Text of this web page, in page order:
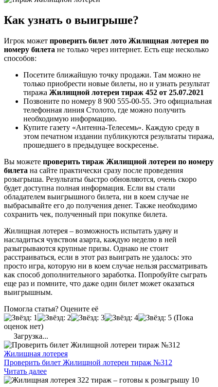
Как узнать о выигрыше?
Игрок может проверить билет лото Жилищная лотерея по
номеру билета не только через интернет. Есть еще несколько
способов:
Посетите ближайшую точку продажи. Там можно не
только приобрести новые билеты, но и узнать результат
тиража Жилищной лотереи тираж 452 от 25.07.2021
Позвоните по номеру 8 900 555-00-55. Это официальная
телефонная линия Столото, где можно получить
необходимую информацию.
Купите газету «Антенна-Телесемь». Каждую среду в
этом печатном издании публикуются результаты тиража,
прошедшего в предыдущее воскресенье.
Вы можете проверить тираж Жилищной лотереи по номеру
билета на сайте практически сразу после проведения
розыгрыша. Результаты быстро обновляются, очень скоро
будет доступна полная информация. Если вы стали
обладателем выигрышного билета, ни в коем случае не
выбрасывайте его до получения денег. Также необходимо
сохранить чек, полученный при покупке билета.
Жилищная лотерея – возможность испытать удачу и
насладиться чувством азарта, каждую неделю в ней
разыгрываются крупные призы. Однако не стоит
расстраиваться, если в этот раз выиграть не удалось: это
просто игра, которую ни в коем случае нельзя рассматривать
как способ дополнительного заработка. Попробуйте сыграть
еще раз и помните, что даже один билет может оказаться
выигрышным.
Помогла статья? Оцените её
(Пока
оценок нет)
Загрузка...
Жилищная лотерея
Проверить билет Жилищной лотереи тираж №312
Читать далее